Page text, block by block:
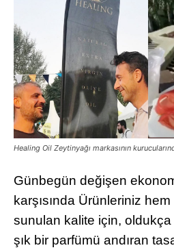
Healing Oil Zeytinyağı markasının
Günbegün değişen
karşısında Ürünleriniz
sunulan kalite için, oldukça
şık bir parfümü andıran